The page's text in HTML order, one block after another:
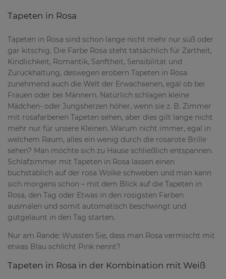
Tapeten in Rosa
Tapeten in Rosa sind schon lange nicht mehr nur süß oder
gar kitschig. Die Farbe Rosa steht tatsächlich für Zartheit,
Kindlichkeit, Romantik, Sanftheit, Sensibilität und
Zurückhaltung, deswegen erobern Tapeten in Rosa
zunehmend auch die Welt der Erwachsenen, egal ob bei
Frauen oder bei Männern. Natürlich schlagen kleine
Mädchen- oder Jungsherzen höher, wenn sie z. B. Zimmer
mit rosafarbenen Tapeten sehen, aber dies gilt lange nicht
mehr nur für unsere Kleinen. Warum nicht immer, egal in
welchem Raum, alles ein wenig durch die rosarote Brille
sehen? Man möchte sich zu Hause schließlich entspannen.
Schlafzimmer mit Tapeten in Rosa lassen einen
buchstäblich auf der rosa Wolke schweben und man kann
sich morgens schon – mit dem Blick auf die Tapeten in
Rosa, den Tag oder Etwas in den rosigsten Farben
ausmalen und somit automatisch beschwingt und
gutgelaunt in den Tag starten.
Nur am Rande: Wussten Sie, dass man Rosa vermischt mit
etwas Blau schlicht Pink nennt?
Tapeten in Rosa in der Kombination mit Weiß